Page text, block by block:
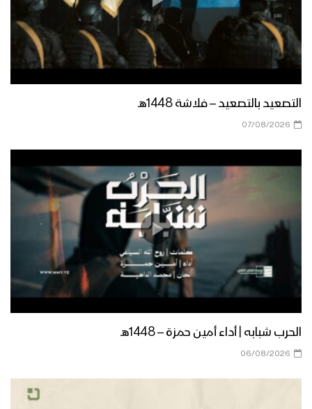
التصعيد بالتصعيد – فلاشة 1448هـ
07/08/2026
الحرب شبابه | أداء أمين حمزة – 1448هـ
06/08/2026